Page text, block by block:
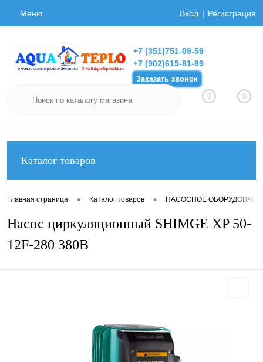
Меню Вход Регистрация
+7 (351)751-09-59
+7 (902)615-81-89
Заказать звонок
0 0
Каталог товаров
Главная страница • Каталог товаров • НАСОСНОЕ
Насос циркуляционный SHIMGE XP 50-
12F-280 380В